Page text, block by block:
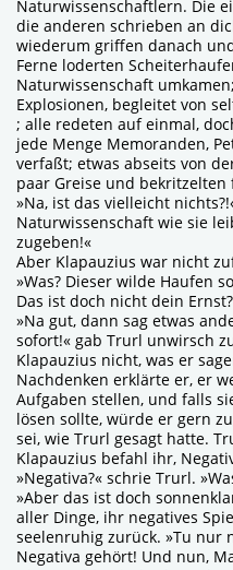
Naturwissenschaftlern. Die
die anderen schrieben an
wiederum griffen danach
Ferne loderten
Naturwissenschaft
Explosionen, begleitet von
; alle redeten auf einmal,
jede Menge Memoranden,
verfaßt; etwas abseits von
paar Greise und
»Na, ist das vielleicht
Naturwissenschaft wie sie
zugeben!«
Aber Klapauzius war nicht
»Was? Dieser wilde Haufen
Das ist doch nicht dein
»Na gut, dann sag etwas
sofort!« gab Trurl unwirsch
Klapauzius nicht, was er
Nachdenken erklärte er, er
Aufgaben stellen, und falls
lösen sollte, würde er gern
sei, wie Trurl gesagt hatte.
Klapauzius befahl ihr,
»Negativa?« schrie Trurl.
»Aber das ist doch
aller Dinge, ihr negatives
seelenruhig zurück. »Tu nur
Negativa gehört! Und nun,